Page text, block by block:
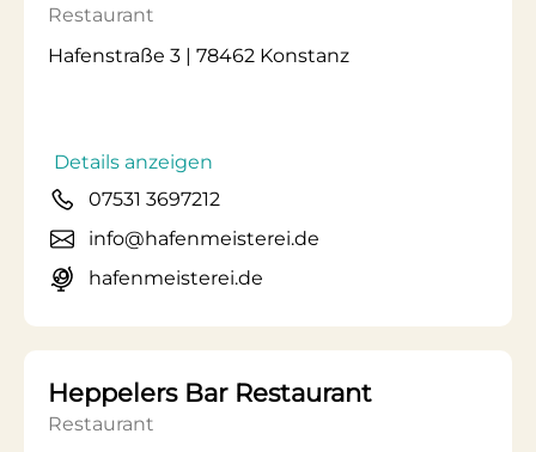
Restaurant
Hafenstraße 3 | 78462 Konstanz
Details anzeigen
07531 3697212
info@hafenmeisterei.de
hafenmeisterei.de
Heppelers Bar Restaurant
Restaurant